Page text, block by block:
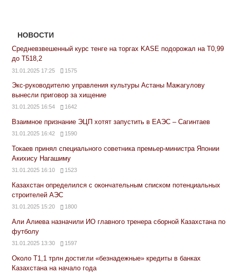
НОВОСТИ
Средневзвешенный курс тенге на торгах KASE подорожал на Т0,99
до Т518,2
31.01.2025 17:25 1575
Экс-руководителю управления культуры Астаны Мажагулову
вынесли приговор за хищение
31.01.2025 16:54 1642
Взаимное признание ЭЦП хотят запустить в ЕАЭС – Сагинтаев
31.01.2025 16:42 1590
Токаев принял специального советника премьер-министра Японии
Акихису Нагашиму
31.01.2025 16:10 1523
Казахстан определился с окончательным списком потенциальных
строителей АЭС
31.01.2025 15:20 1800
Али Алиева назначили ИО главного тренера сборной Казахстана по
футболу
31.01.2025 13:30 1597
Около Т1,1 трлн достигли «безнадежные» кредиты в банках
Казахстана на начало года